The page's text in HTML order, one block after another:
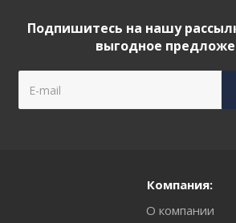
Подпишитесь на нашу
выгодное
Компания:
О компании